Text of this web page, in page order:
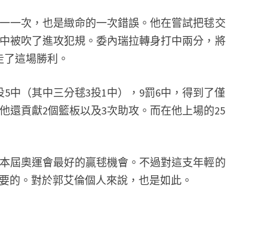
次，也是緻命的一次錯誤。他在嘗試把毬交
被吹了進攻犯規。委內瑞拉轉身打中兩分，將
這場勝利。
（其中三分毬3投1中），9罰6中，得到了僅
還貢獻2個籃板以及3次助攻。而在他上場的25
奧運會最好的贏毬機會。不過對這支年輕的
的。對於郭艾倫個人來說，也是如此。